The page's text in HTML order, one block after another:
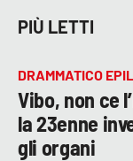
PIÙ LETTI
DRAMMATICO
Vibo, non ce
la 23enne
gli organi